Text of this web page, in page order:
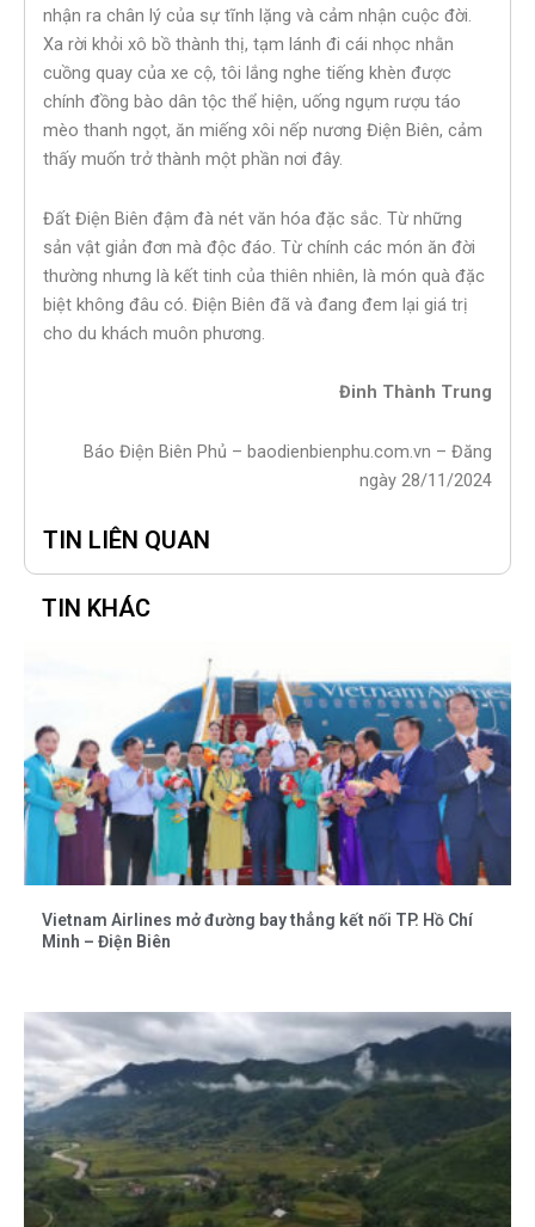
nhận ra chân lý của sự tĩnh lặng và cảm nhận cuộc đời.
Xa rời khỏi xô bồ thành thị, tạm lánh đi cái nhọc nhằn
cuồng quay của xe cộ, tôi lắng nghe tiếng khèn được
chính đồng bào dân tộc thể hiện, uống ngụm rượu táo
mèo thanh ngọt, ăn miếng xôi nếp nương Điện Biên, cảm
thấy muốn trở thành một phần nơi đây.
Đất Điện Biên đậm đà nét văn hóa đặc sắc. Từ những
sản vật giản đơn mà độc đáo. Từ chính các món ăn đời
thường nhưng là kết tinh của thiên nhiên, là món quà đặc
biệt không đâu có. Điện Biên đã và đang đem lại giá trị
cho du khách muôn phương.
Đinh Thành Trung
Báo Điện Biên Phủ – baodienbienphu.com.vn – Đăng
ngày 28/11/2024
TIN LIÊN QUAN
TIN KHÁC
Vietnam Airlines mở đường bay thẳng kết nối TP. Hồ Chí
Minh – Điện Biên